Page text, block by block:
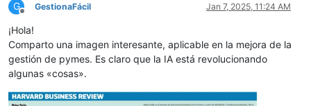
G
Offline
GestionaFácil Jan 7, 2025, 11:24 AM
¡Hola!
Comparto una imagen interesante, aplicable en la mejora de la
gestión de pymes. Es claro que la IA está revolucionando
algunas «cosas».